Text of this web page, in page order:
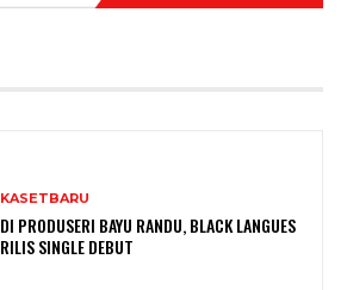
KASETBARU
DI PRODUSERI BAYU RANDU, BLACK LANGUES
RILIS SINGLE DEBUT